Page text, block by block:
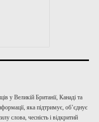
у Великій Британії, Канаді та
яка підтримує, об’єднує
слова, чесність і відкритий